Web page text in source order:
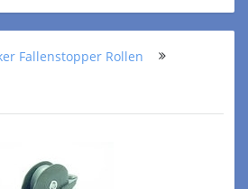
Fallenstopper Rollen